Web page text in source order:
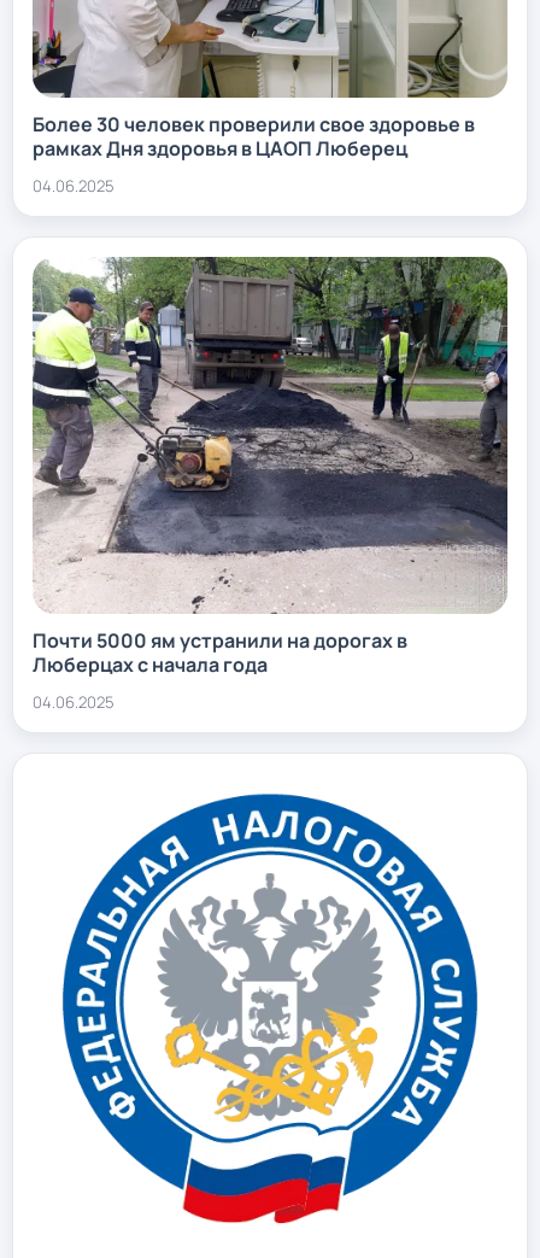
Более 30 человек проверили свое здоровье в
рамках Дня здоровья в ЦАОП Люберец
04.06.2025
Почти 5000 ям устранили на дорогах в
Люберцах с начала года
04.06.2025